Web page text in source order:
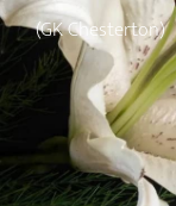
(GK Chesterton)